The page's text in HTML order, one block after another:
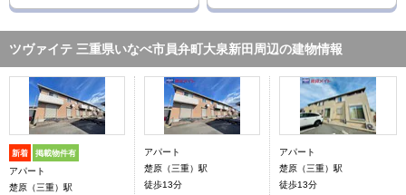
ツヴァイテ 三重県いなべ市員弁町大泉新田周辺の建物情報
新着 掲載物件有
アパート
楚原（三重）駅
アパート
楚原（三重）駅
徒歩13分
アパート
楚原（三重）駅
徒歩13分